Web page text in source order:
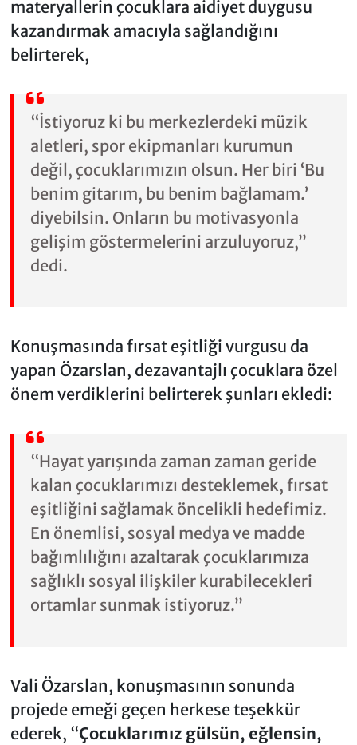
materyallerin çocuklara aidiyet duygusu
kazandırmak amacıyla sağlandığını
belirterek,
“İstiyoruz ki bu merkezlerdeki müzik
aletleri, spor ekipmanları kurumun
değil, çocuklarımızın olsun. Her biri ‘Bu
benim gitarım, bu benim bağlamam.’
diyebilsin. Onların bu motivasyonla
gelişim göstermelerini arzuluyoruz,”
dedi.
Konuşmasında fırsat eşitliği vurgusu da
yapan Özarslan, dezavantajlı çocuklara özel
önem verdiklerini belirterek şunları ekledi:
“Hayat yarışında zaman zaman geride
kalan çocuklarımızı desteklemek, fırsat
eşitliğini sağlamak öncelikli hedefimiz.
En önemlisi, sosyal medya ve madde
bağımlılığını azaltarak çocuklarımıza
sağlıklı sosyal ilişkiler kurabilecekleri
ortamlar sunmak istiyoruz.”
Vali Özarslan, konuşmasının sonunda
projede emeği geçen herkese teşekkür
ederek, “Çocuklarımız gülsün, eğlensin,